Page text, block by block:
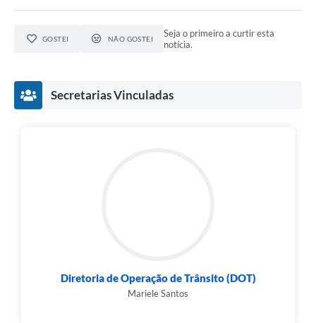
GOSTEI NÃO GOSTEI
Seja o primeiro a curtir esta
notícia.
Secretarias Vinculadas
Diretoria de Operação de Trânsito (DOT)
Mariele Santos